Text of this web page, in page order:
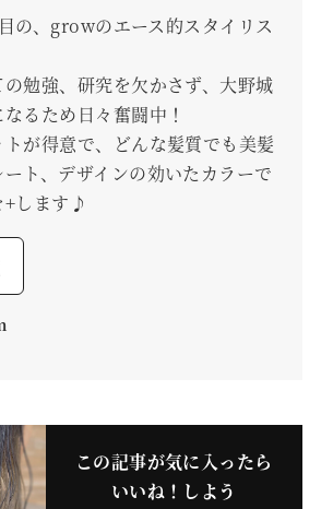
の、growのエース的スタイリス
勉強、研究を欠かさず、大野城
るため日々奮闘中！
が得意で、どんな髪質でも美髪
ト、デザインの効いたカラーで
+します♪
この記事が気に入ったら
いいね！しよう